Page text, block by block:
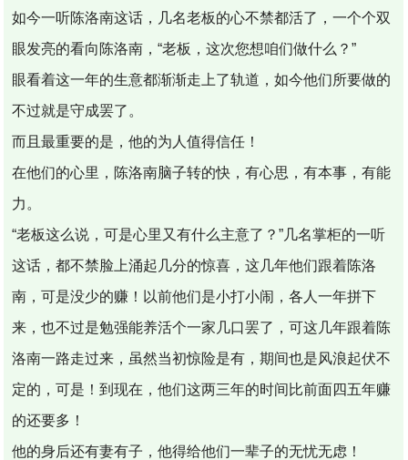
如今一听陈洛南这话，几名老板的心不禁都活了，一个个双
眼发亮的看向陈洛南，“老板，这次您想咱们做什么？”
眼看着这一年的生意都渐渐走上了轨道，如今他们所要做的
不过就是守成罢了。
而且最重要的是，他的为人值得信任！
在他们的心里，陈洛南脑子转的快，有心思，有本事，有能
力。
“老板这么说，可是心里又有什么主意了？”几名掌柜的一听
这话，都不禁脸上涌起几分的惊喜，这几年他们跟着陈洛
南，可是没少的赚！以前他们是小打小闹，各人一年拼下
来，也不过是勉强能养活个一家几口罢了，可这几年跟着陈
洛南一路走过来，虽然当初惊险是有，期间也是风浪起伏不
定的，可是！到现在，他们这两三年的时间比前面四五年赚
的还要多！
他的身后还有妻有子，他得给他们一辈子的无忧无虑！